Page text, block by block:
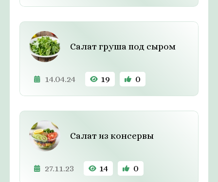
Салат груша под сыром
14.04.24 19 0
Салат из консервы
27.11.23 14 0